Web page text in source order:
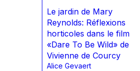
Le jardin de Mary
Reynolds: Réflexions
horticoles dans le film
«Dare To Be Wild» de
Vivienne de Courcy
Alice Gevaert